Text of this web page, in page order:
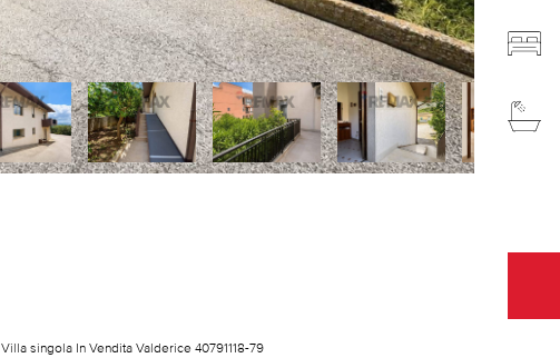
Villa singola In Vendita Valderice 40791118-79